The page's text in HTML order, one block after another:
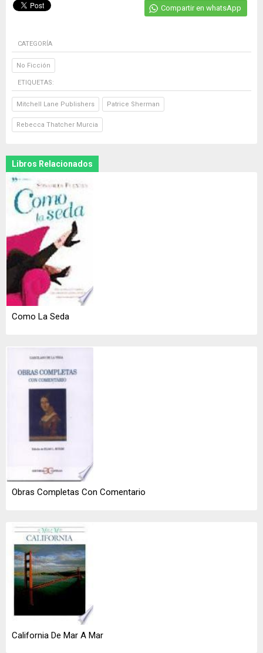
Compartir en whatsApp
CATEGORÍA
No Ficción
ETIQUETAS:
Mitchell Lane Publishers Patrice Sherman
Rebecca Thatcher Murcia
Libros Relacionados
Como La Seda
Obras Completas Con Comentario
California De Mar A Mar